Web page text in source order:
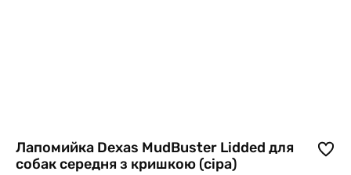
Лапомийка Dexas MudBuster Lidded для
собак середня з кришкою (сіра)